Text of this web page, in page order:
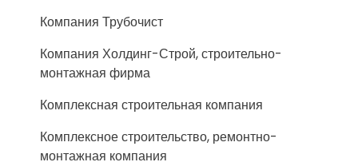
Компания Трубочист
Компания Холдинг-Строй, строительно-
монтажная фирма
Комплексная строительная компания
Комплексное строительство, ремонтно-
монтажная компания